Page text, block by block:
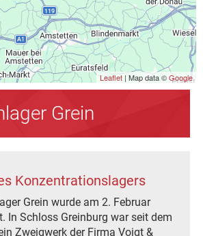
Leaflet| Map data ©Google
Grein
Konzentrationslagers
Grein wurde am 2. Februar
In Schloss Greinburg war seit dem
Zweigwerk der Firma Voigt &